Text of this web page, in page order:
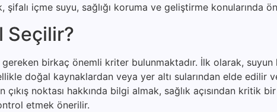
içme suyu, sağlığı koruma ve geliştirme konularında
Seçilir?
birkaç önemli kriter bulunmaktadır. İlk olarak, suyun
doğal kaynaklardan veya yer altı sularından elde edilir
noktası hakkında bilgi almak, sağlık açısından kritik bir
etmek önerilir.